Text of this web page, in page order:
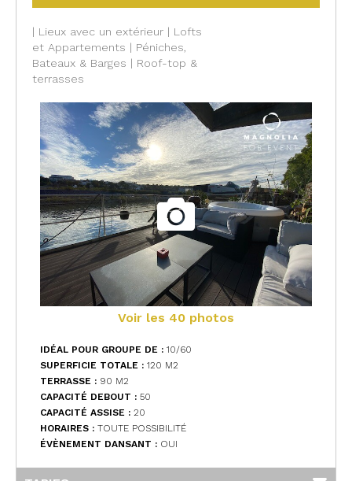
| Lieux avec un extérieur | Lofts
et Appartements | Péniches,
Bateaux & Barges | Roof-top &
terrasses
Voir les 40 photos
IDÉAL POUR GROUPE DE : 10/60
SUPERFICIE TOTALE : 120 M2
TERRASSE : 90 M2
CAPACITÉ DEBOUT : 50
CAPACITÉ ASSISE : 20
HORAIRES : TOUTE POSSIBILITÉ
ÉVÈNEMENT DANSANT : OUI